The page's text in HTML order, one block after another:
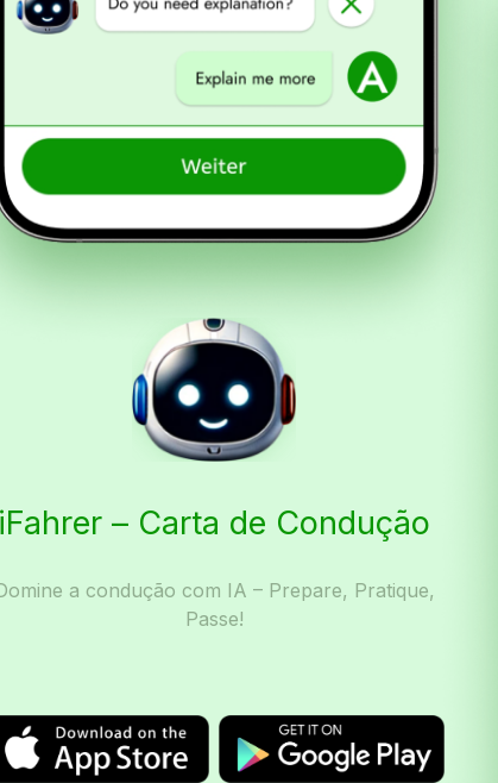
iFahrer – Carta de Condução
a condução com IA – Prepare, Pratique,
Passe!